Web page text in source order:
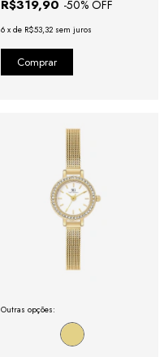
R$319,90 -50% OFF
6 x de R$53,32 sem juros
Outras opções: